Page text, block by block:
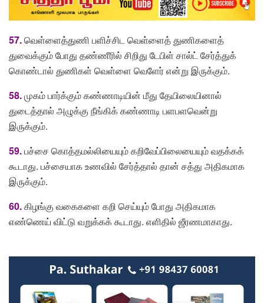
57.வெள்ளைத்துணி பளிச்சிட வெள்ளைத் துணிகளைத்
துவைக்கும் போது தண்ணீரில் சிறிது டேபிள் சால்ட் சேர்த்துக்
கொண்டால் துணிகள் வெள்ளை வெளேர் என்று இருக்கும்.
58.முகம் பார்க்கும் கண்ணாடியின் மீது தேயிலையினால்
துடைத்தால் அழுக்கு நீங்கிக் கண்ணாடி பளபளவென்று
இருக்கும்.
59.பச்சை கொத்தமல்லியையும் கறிவேப்பிலையையும் வதக்கக்
கூடாது. பச்சையாக உணவில் சேர்த்தால் தான் சத்து அதிகமாக
இருக்கும்.
60.கிழங்கு வகைகளை கறி செய்யும் போது அதிகமாக
எண்ணெய் விட்டு வறுக்கக் கூடாது. எளிதில் ஜீரணமாகாது.